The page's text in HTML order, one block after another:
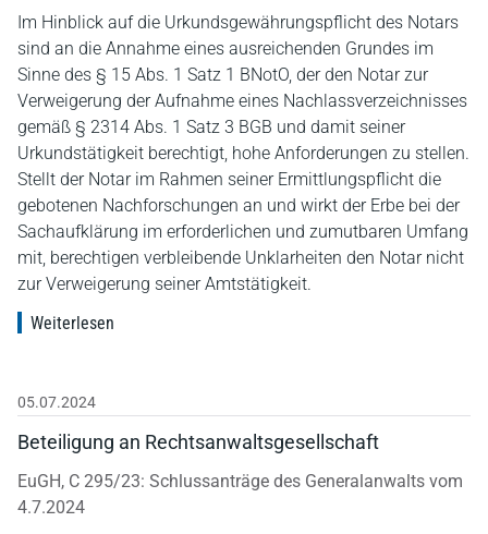
Im Hinblick auf die Urkundsgewährungspflicht des Notars
sind an die Annahme eines ausreichenden Grundes im
Sinne des § 15 Abs. 1 Satz 1 BNotO, der den Notar zur
Verweigerung der Aufnahme eines Nachlassverzeichnisses
gemäß § 2314 Abs. 1 Satz 3 BGB und damit seiner
Urkundstätigkeit berechtigt, hohe Anforderungen zu stellen.
Stellt der Notar im Rahmen seiner Ermittlungspflicht die
gebotenen Nachforschungen an und wirkt der Erbe bei der
Sachaufklärung im erforderlichen und zumutbaren Umfang
mit, berechtigen verbleibende Unklarheiten den Notar nicht
zur Verweigerung seiner Amtstätigkeit.
Weiterlesen
05.07.2024
Beteiligung an Rechtsanwaltsgesellschaft
EuGH, C 295/23: Schlussanträge des Generalanwalts vom
4.7.2024